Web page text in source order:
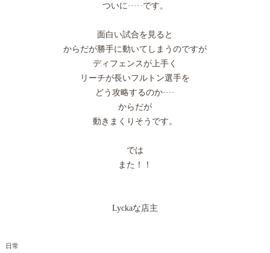
ついに·····です。
面白い試合を見ると
からだが勝手に動いてしまうのですが
ディフェンスが上手く
リーチが長いフルトン選手を
どう攻略するのか····
からだが
動きまくりそうです。
では
また！！
Lyckaな店主
日常